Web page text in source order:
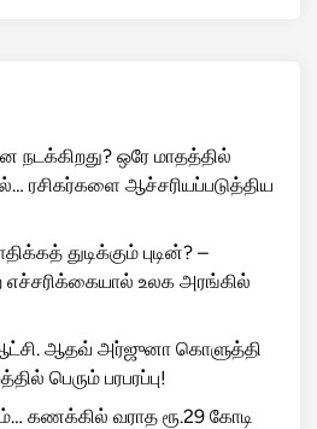
நடக்கிறது? ஒரே மாதத்தில்
ரசிகர்களை ஆச்சரியப்படுத்திய
துடிக்கும் புடின்? –
எச்சரிக்கையால் உலக அரங்கில்
ஆதவ் அர்ஜுனா கொளுத்தி
பெரும் பரபரப்பு!
கணக்கில் வராத ரூ.29 கோடி